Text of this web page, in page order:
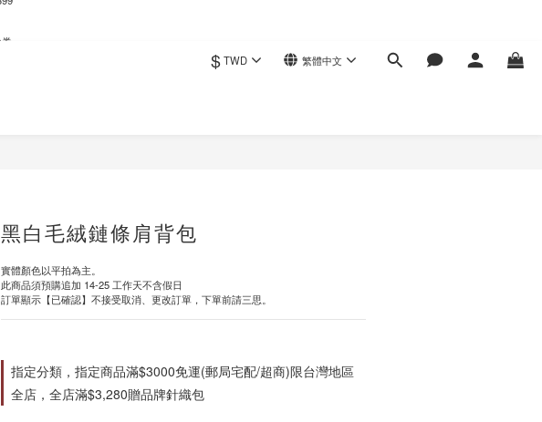
$ TWD 繁體中文
黑白毛絨鏈條肩背包
實體顏色以平拍為主。
此商品須預購追加 14-25 工作天不含假日
訂單顯示【已確認】不接受取消、更改訂單，下單前請三思。
指定分類，指定商品滿$3000免運(郵局宅配/超商)限台灣地區
全店，全店滿$3,280贈品牌針織包